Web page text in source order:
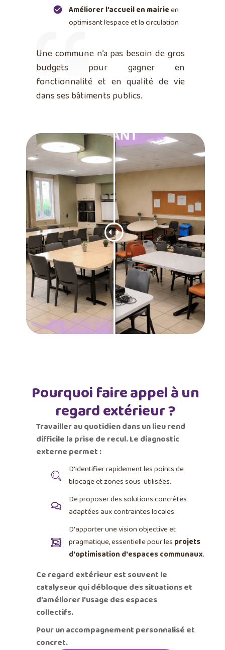
Améliorer l’accueil en mairieen
optimisant l’espace et la circulation
Une commune n’a pas besoin de gros
budgets pour gagner en
fonctionnalité et en qualité de vie
dans ses bâtiments publics.
Pourquoi faire appel à un
regard extérieur ?
Travailler au quotidien dans un lieu rend
difficile la prise de recul. Le diagnostic
externe permet :
D'identifier rapidement les points de
blocage et zones sous-utilisées.
De proposer des solutions concrètes
adaptées aux contraintes locales.
D'apporter une vision objective et
pragmatique, essentielle pour les projets
d'optimisation d'espaces communaux.
Ce regard extérieur est souvent le
catalyseur qui débloque des situations et
d’améliorer l’usage des espaces
collectifs.
Pour un accompagnement personnalisé et
concret.